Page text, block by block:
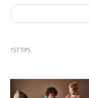
Barnvagnar &
Skolförbrukning &
Logga in / Registrera dig
Kontakta Lekolar
157 TIPS